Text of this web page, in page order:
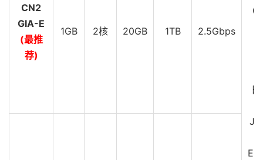
CN2
GIA-E
(最推
荐)
1GB 2核 20GB 1TB 2.5Gbps